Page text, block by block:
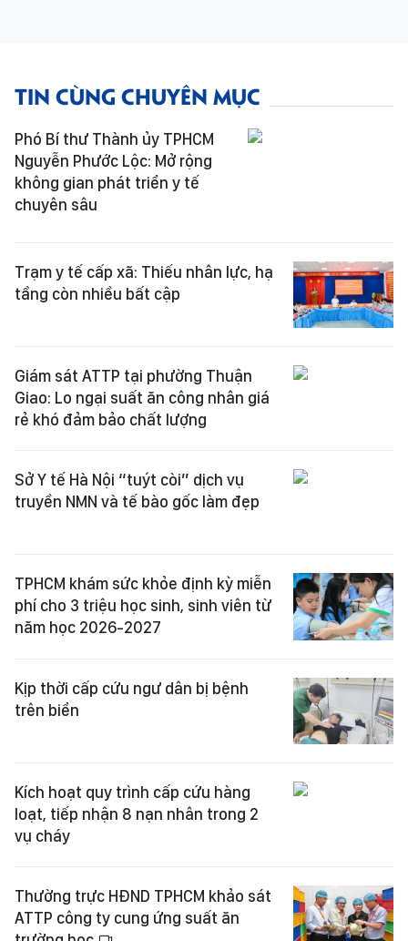
TIN CÙNG CHUYÊN MỤC
Phó Bí thư Thành ủy TPHCM
Nguyễn Phước Lộc: Mở rộng
không gian phát triển y tế
chuyên sâu
Trạm y tế cấp xã: Thiếu nhân lực, hạ
tầng còn nhiều bất cập
Giám sát ATTP tại phường Thuận
Giao: Lo ngại suất ăn công nhân giá
rẻ khó đảm bảo chất lượng
Sở Y tế Hà Nội “tuýt còi” dịch vụ
truyền NMN và tế bào gốc làm đẹp
TPHCM khám sức khỏe định kỳ miễn
phí cho 3 triệu học sinh, sinh viên từ
năm học 2026-2027
Kịp thời cấp cứu ngư dân bị bệnh
trên biển
Kích hoạt quy trình cấp cứu hàng
loạt, tiếp nhận 8 nạn nhân trong 2
vụ cháy
Thường trực HĐND TPHCM khảo sát
ATTP công ty cung ứng suất ăn